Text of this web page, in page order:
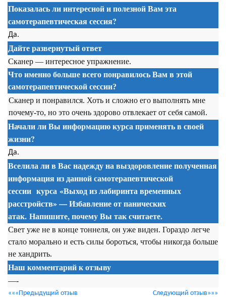
Показалась ли интересной и полезной Вам эта
самотерапевтическая сессия?
Да.
Дайте развернутый ответ
Сканер — интересное упражнение.
Что именно больше всего понравилось Вам в этой
самотерапевтической сессии?
Сканер и понравился. Хоть и сложно его выполнять мне
почему-то, но это очень здорово отвлекает от себя самой.
Начали ли Вы информацию курса применять в своей
жизни?
Да.
Вселила ли в Вас надежду на выздоровление полученная
информация из даннойсамотерапевтической
сессии курса «Выход из лабиринта временных
расстройств» — Избавление от панических
атак. Напишите, почему Вы так считаете.
Свет уже не в конце тоннеля, он уже виден. Гораздо легче
стало морально и есть силы бороться, чтобы никогда больше
не хандрить.
Наш комментарий к отзыву
—-
«««Предыдущий отзыв Следующий отзыв»»»